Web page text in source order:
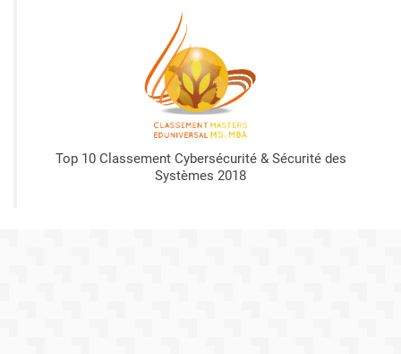
Top 10 Classement Cybersécurité & Sécurité des
Systèmes 2018